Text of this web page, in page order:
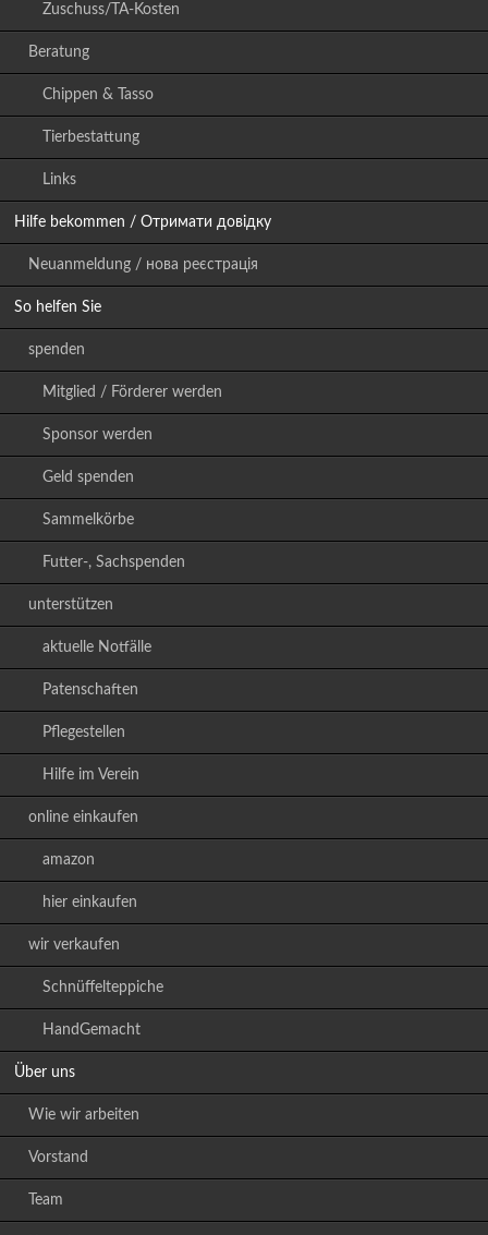
Zuschuss/TA-Kosten
Beratung
Chippen & Tasso
Tierbestattung
Links
Hilfe bekommen / Отримати довідку
Neuanmeldung / нова реєстрація
So helfen Sie
spenden
Mitglied / Förderer werden
Sponsor werden
Geld spenden
Sammelkörbe
Futter-, Sachspenden
unterstützen
aktuelle Notfälle
Patenschaften
Pflegestellen
Hilfe im Verein
online einkaufen
amazon
hier einkaufen
wir verkaufen
Schnüffelteppiche
HandGemacht
Über uns
Wie wir arbeiten
Vorstand
Team